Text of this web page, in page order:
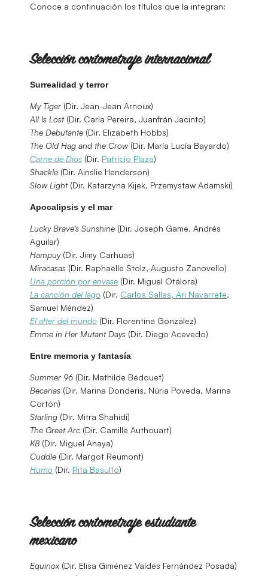
Conoce a continuación los títulos que la integran:
Selección cortometraje internacional
Surrealidad y terror
My Tiger (Dir. Jean-Jean Arnoux)
All Is Lost(Dir. Carla Pereira, Juanfrán Jacinto)
The Debutante (Dir. Elizabeth Hobbs)
The Old Hag and the Crow(Dir. María Lucía Bayardo)
Carne de Dios (Dir. Patricio Plaza)
Shackle (Dir. Ainslie Henderson)
Slow Light(Dir. Katarzyna Kijek, Przemystaw Adamski)
Apocalipsis y el mar
Lucky Brave’s Sunshine (Dir. Joseph Game, Andrés
Aguilar)
Hampuy(Dir. Jimy Carhuas)
Miracasas (Dir. Raphaëlle Stolz, Augusto Zanovello)
Una porción por envase (Dir. Miguel Otálora)
La canción del lago (Dir. Carlos Sallas, Ari Navarrete,
Samuel Méndez)
El after del mundo (Dir. Florentina González)
Emme in Her Mutant Days (Dir. Diego Acevedo)
Entre memoria y fantasía
Summer 96 (Dir. Mathilde Bédouet)
Becarias (Dir. Marina Donderis, Núria Poveda, Marina
Cortón)
Starling (Dir. Mitra Shahidi)
The Great Arc (Dir. Camille Authouart)
K8 (Dir. Miguel Anaya)
Cuddle (Dir. Margot Reumont)
Humo (Dir. Rita Basulto)
Selección cortometraje estudiante
mexicano
Equinox(Dir. Elisa Giménez Valdés Fernández Posada)